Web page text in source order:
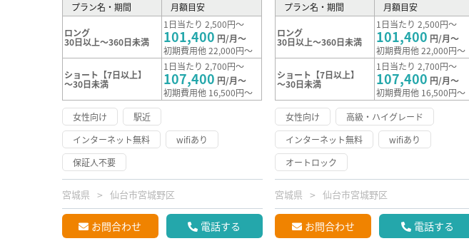
プラン名・期間 月額目安
ロング
30日以上～360日未満
1日当たり 2,500円～
101,400 円/月～
初期費用他 22,000円～
ショート【7日以上】
～30日未満
1日当たり 2,700円～
107,400 円/月～
初期費用他 16,500円～
女性向け
駅近
インターネット無料
wifiあり
保証人不要
宮城県 仙台市宮城野区
お問合わせ 電話する
プラン名・期間 月額目安
ロング
30日以上～360日未満
1日当たり 2,500円～
101,400 円/月～
初期費用他 22,000円～
ショート【7日以上】
～30日未満
1日当たり 2,700円～
107,400 円/月～
初期費用他 16,500円～
女性向け
高級・ハイグレード
インターネット無料
wifiあり
オートロック
宮城県 仙台市宮城野区
お問合わせ 電話する